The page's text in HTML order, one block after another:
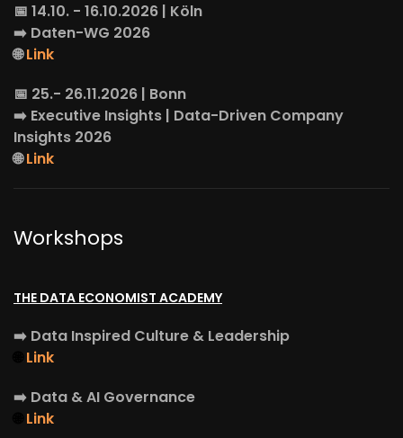
📅 14.10. - 16.10.2026 | Köln
➡️ Daten-WG 2026
🌐Link
📅 25.- 26.11.2026 | Bonn
➡️ Executive Insights | Data-Driven Company
Insights 2026
🌐Link
Workshops
THE DATA ECONOMIST ACADEMY
➡️ Data Inspired Culture & Leadership
Link
➡️ Data & AI Governance
Link